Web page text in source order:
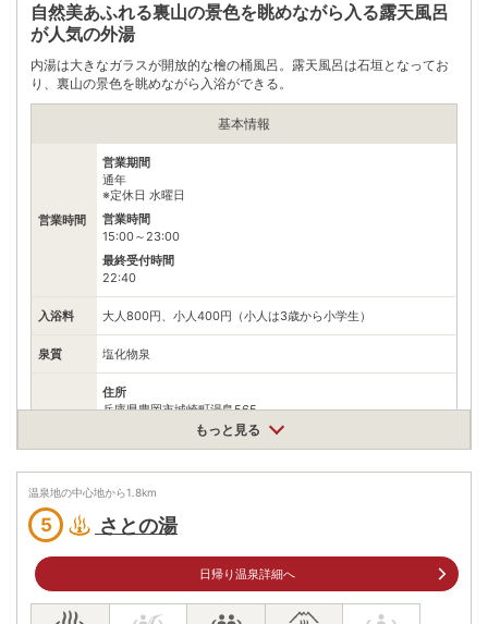
※ 料金情報は税込・税抜表記が混ざっております。正しい金額はご利用前にご
自身でお問合せください。
自然美あふれる裏山の景色を眺めながら入る露天風呂
が人気の外湯
内湯は大きなガラスが開放的な檜の桶風呂。露天風呂は石垣となってお
り、裏山の景色を眺めながら入浴ができる。
基本情報
営業時間
営業期間
通年
※定休日 水曜日
営業時間
15:00～23:00
最終受付時間
22:40
入浴料 大人800円、小人400円（小人は3歳から小学生）
泉質 塩化物泉
住所
兵庫県豊岡市城崎町湯島565
3号を城崎温泉方面へ22km
公共交通機関
城崎温泉駅から徒歩約15分
駐車場
情報なし
※近くに有料駐車場あり
電話番号
もっと見る
温泉地の中心地から1.8km
5 さとの湯
日帰り温泉詳細へ